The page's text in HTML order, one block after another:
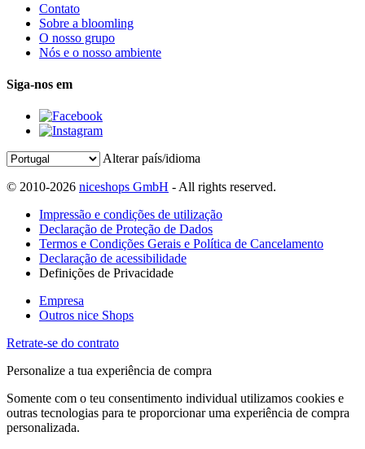
Contato
Sobre a bloomling
O nosso grupo
Nós e o nosso ambiente
Siga-nos em
Alterar país/idioma
© 2010-2026 niceshops GmbH - All rights reserved.
Impressão e condições de utilização
Declaração de Proteção de Dados
Termos e Condições Gerais e Política de Cancelamento
Declaração de acessibilidade
Definições de Privacidade
Empresa
Outros nice Shops
Retrate-se do contrato
Personalize a tua experiência de compra
Somente com o teu consentimento individual utilizamos cookies e
outras tecnologias para te proporcionar uma experiência de compra
personalizada.